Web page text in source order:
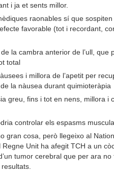
i ja et sents millor.
raonables sí que
favorable (tot i recordant,
la cambra anterior de l’ull, que
total
i millora de l’apetit per
la nàusea durant quimioteràpia
greu, fins i tot en nens, millora i
controlar els espasms
gran cosa, però llegeixo al
Unit ha afegit TCH a un
tumor cerebral que per ara no